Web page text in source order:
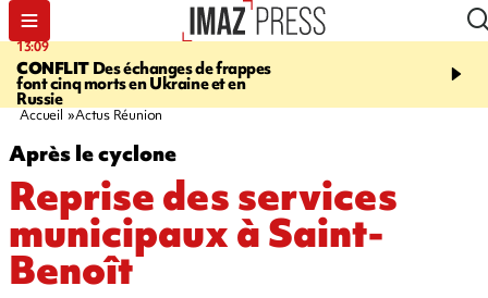
13:09
CONFLIT Des échanges de frappes
font cinq morts en Ukraine et en
Russie
17:14
Quatre
européennes pour les
Accueil Actus Réunion
Après le cyclone
Reprise des services
municipaux à Saint-
Benoît